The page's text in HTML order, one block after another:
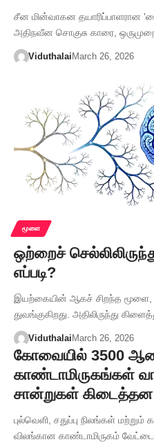
சீன மின்வாகன தயாரிப்பாளரான
அதிநவீன சொகுசு காரை,
ViduthalaiMarch 26, 2026
மூளை
ஒற்றைச்
எப்படி?
இயற்கையின் ஆகச் சிறந்த மூளை,
துவங்குகிறது. அதிலிருந்து
Viduthalai March 26, 2026
கோவையில் 3500
காண்டாமிருகங்கள்
சான்றுகள்
புல்வெளி, சதுப்பு நிலங்கள் மற்றும்
விலங்கான காண்டாமிருகம்